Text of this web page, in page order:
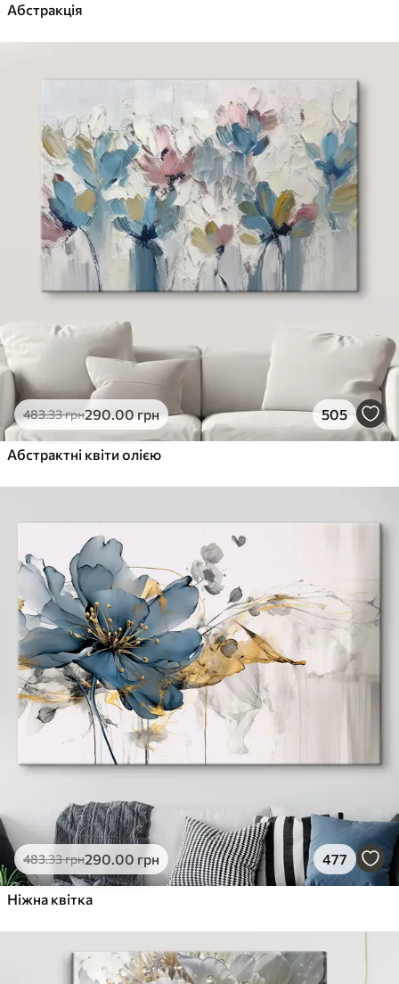
Абстракція
483.33грн290.00грн 505
Абстрактні квіти олією
483.33грн290.00 грн 477
Ніжна квітка